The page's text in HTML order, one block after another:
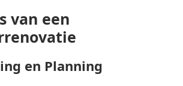
van een
en Planning